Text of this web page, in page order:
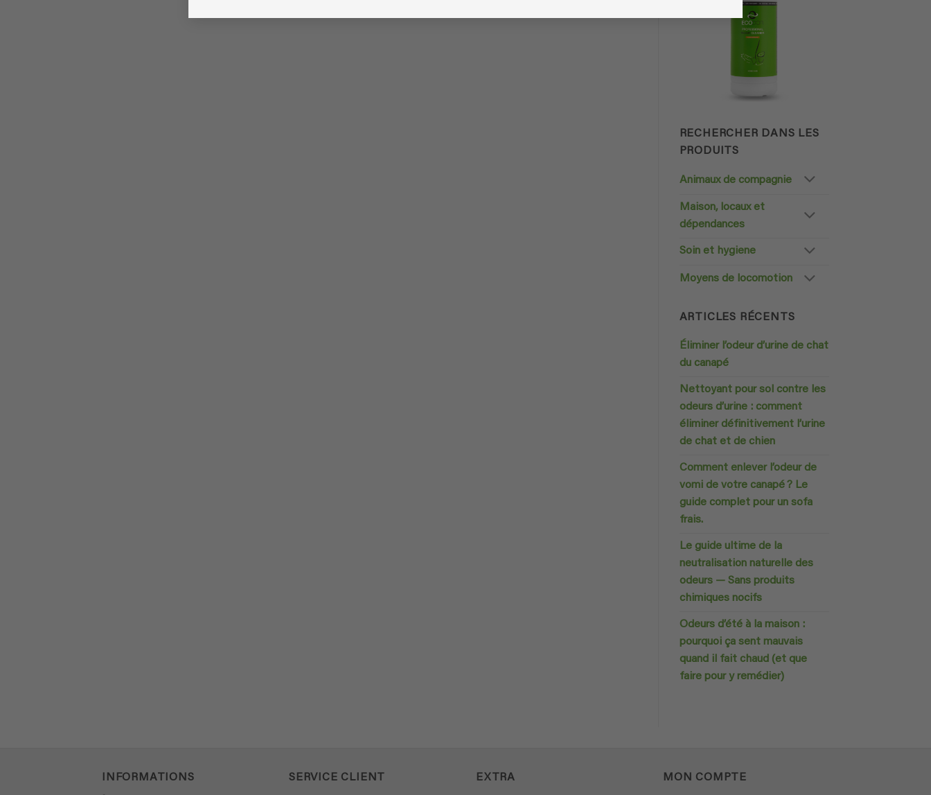
RECHERCHER DANS LES
PRODUITS
Animaux de compagnie
Maison, locaux et
dépendances
Soin et hygiene
Moyens de locomotion
ARTICLES RÉCENTS
Éliminer l’odeur d’urine de chat
du canapé
Nettoyant pour sol contre les
odeurs d’urine : comment
éliminer définitivement l’urine
de chat et de chien
Comment enlever l’odeur de
vomi de votre canapé ? Le
guide complet pour un sofa
frais.
Le guide ultime de la
neutralisation naturelle des
odeurs — Sans produits
chimiques nocifs
Odeurs d’été à la maison :
pourquoi ça sent mauvais
quand il fait chaud (et que
faire pour y remédier)
INFORMATIONS SERVICE CLIENT EXTRA MON COMPTE